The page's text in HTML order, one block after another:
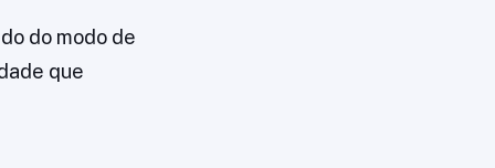
do modo de
que